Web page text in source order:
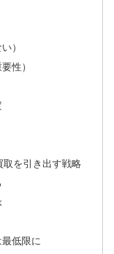
）
性）
取を引き出す戦略
低限に